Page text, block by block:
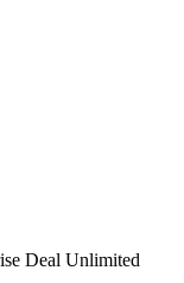
Deal Unlimited